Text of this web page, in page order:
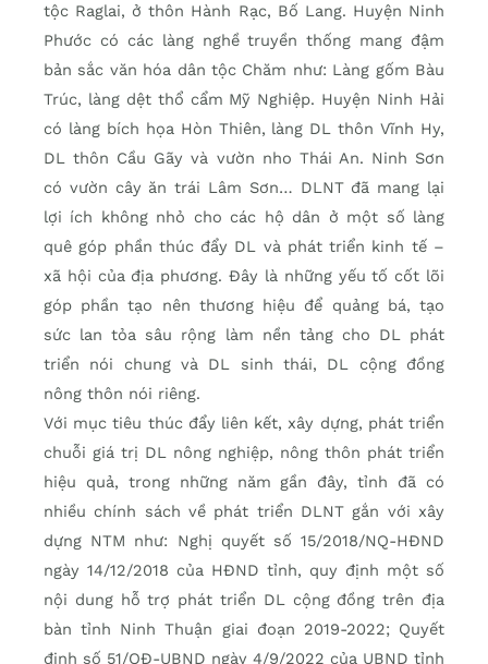
tộc Raglai, ở thôn Hành Rạc, Bố Lang. Huyện Ninh
Phước có các làng nghề truyền thống mang đậm
bản sắc văn hóa dân tộc Chăm như: Làng gốm Bàu
Trúc, làng dệt thổ cẩm Mỹ Nghiệp. Huyện Ninh Hải
có làng bích họa Hòn Thiên, làng DL thôn Vĩnh Hy,
DL thôn Cầu Gãy và vườn nho Thái An. Ninh Sơn
có vườn cây ăn trái Lâm Sơn… DLNT đã mang lại
lợi ích không nhỏ cho các hộ dân ở một số làng
quê góp phần thúc đẩy DL và phát triển kinh tế –
xã hội của địa phương. Đây là những yếu tố cốt lõi
góp phần tạo nên thương hiệu để quảng bá, tạo
sức lan tỏa sâu rộng làm nền tảng cho DL phát
triển nói chung và DL sinh thái, DL cộng đồng
nông thôn nói riêng.
Với mục tiêu thúc đẩy liên kết, xây dựng, phát triển
chuỗi giá trị DL nông nghiệp, nông thôn phát triển
hiệu quả, trong những năm gần đây, tỉnh đã có
nhiều chính sách về phát triển DLNT gắn với xây
dựng NTM như: Nghị quyết số 15/2018/NQ-HĐND
ngày 14/12/2018 của HĐND tỉnh, quy định một số
nội dung hỗ trợ phát triển DL cộng đồng trên địa
bàn tỉnh Ninh Thuận giai đoạn 2019-2022; Quyết
định số 51/QĐ-UBND ngày 4/9/2022 của UBND tỉnh